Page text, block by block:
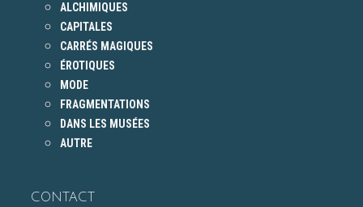
ALCHIMIQUES
CAPITALES
CARRÉS MAGIQUES
ÉROTIQUES
MODE
FRAGMENTATIONS
DANS LES MUSÉES
AUTRE
CONTACT